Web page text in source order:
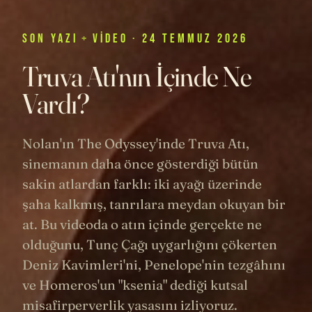
SON YAZI + VIDEO · 24 TEMMUZ 2026
Truva Atı'nın İçinde Ne
Vardı?
Nolan'ın The Odyssey'inde Truva Atı,
sinemanın daha önce gösterdiği bütün
sakin atlardan farklı: iki ayağı üzerinde
şaha kalkmış, tanrılara meydan okuyan bir
at. Bu videoda o atın içinde gerçekte ne
olduğunu, Tunç Çağı uygarlığını çökerten
Deniz Kavimleri'ni, Penelope'nin tezgâhını
ve Homeros'un "ksenia" dediği kutsal
misafirperverlik yasasını izliyoruz.